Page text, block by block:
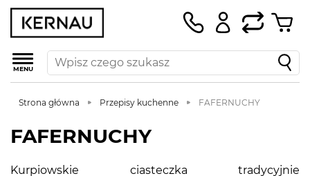
MENU
Strona główna Przepisy kuchenne FAFERNUCHY
FAFERNUCHY
Kurpiowskie ciasteczka tradycyjnie